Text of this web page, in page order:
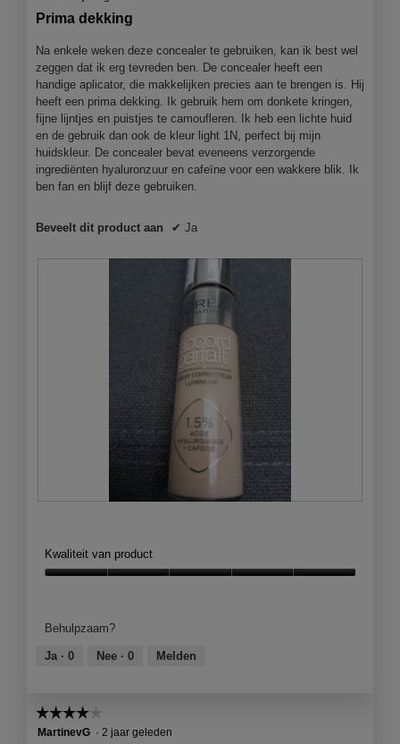
sterren.
Prima dekking
Na enkele weken deze concealer te gebruiken, kan ik best wel
zeggen dat ik erg tevreden ben. De concealer heeft een
handige aplicator, die makkelijken precies aan te brengen is. Hij
heeft een prima dekking. Ik gebruik hem om donkete kringen,
fijne lijntjes en puistjes te camoufleren. Ik heb een lichte huid
en de gebruik dan ook de kleur light 1N, perfect bij mijn
huidskleur. De concealer bevat eveneens verzorgende
ingrediënten hyaluronzuur en cafeïne voor een wakkere blik. Ik
ben fan en blijf deze gebruiken.
Beveelt dit product aan ✔ Ja
M
c
t
Kwaliteit van product
5
van
Behulpzaam?
Ja · 0 Nee · 0 Melden
☆☆☆☆☆
☆☆☆☆☆
4MartinevG · 2 jaar geleden